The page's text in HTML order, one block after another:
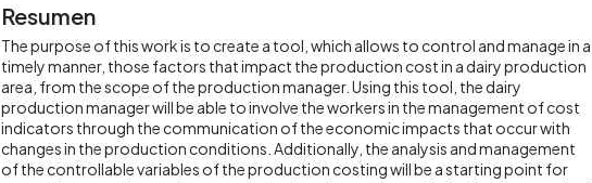
Resumen
The purpose of this work is to create a tool, which allows to control and manage in a
timely manner, those factors that impact the production cost in a dairy production
area, from the scope of the production manager. Using this tool, the dairy
production manager will be able to involve the workers in the management of cost
indicators through the communication of the economic impacts that occur with
changes in the production conditions. Additionally, the analysis and management
of the controllable variables of the production costing will be a starting point for